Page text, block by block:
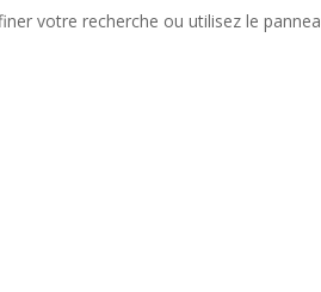
votre recherche ou utilisez le